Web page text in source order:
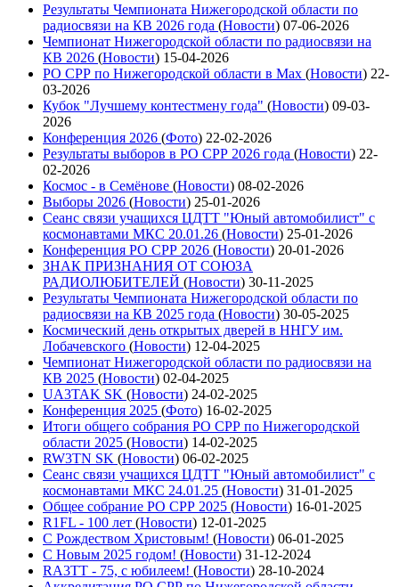
Результаты Чемпионата Нижегородской области по
радиосвязи на КВ 2026 года (Новости) 07-06-2026
Чемпионат Нижегородской области по радиосвязи на
КВ 2026 (Новости) 15-04-2026
РО СРР по Нижегородской области в Max (Новости) 22-
03-2026
Кубок "Лучшему контестмену года" (Новости) 09-03-
2026
Конференция 2026 (Фото) 22-02-2026
Результаты выборов в РО СРР 2026 года (Новости) 22-
02-2026
Космос - в Семёнове (Новости) 08-02-2026
Выборы 2026 (Новости) 25-01-2026
Сеанс связи учащихся ЦДТТ "Юный автомобилист" с
космонавтами МКС 20.01.26 (Новости) 25-01-2026
Конференция РО СРР 2026 (Новости) 20-01-2026
ЗНАК ПРИЗНАНИЯ ОТ СОЮЗА
РАДИОЛЮБИТЕЛЕЙ (Новости) 30-11-2025
Результаты Чемпионата Нижегородской области по
радиосвязи на КВ 2025 года (Новости) 30-05-2025
Космический день открытых дверей в ННГУ им.
Лобачевского (Новости) 12-04-2025
Чемпионат Нижегородской области по радиосвязи на
КВ 2025 (Новости) 02-04-2025
UA3TAK SK (Новости) 24-02-2025
Конференция 2025 (Фото) 16-02-2025
Итоги общего собрания РО СРР по Нижегородской
области 2025 (Новости) 14-02-2025
RW3TN SK (Новости) 06-02-2025
Сеанс связи учащихся ЦДТТ "Юный автомобилист" с
космонавтами МКС 24.01.25 (Новости) 31-01-2025
Общее собрание РО СРР 2025 (Новости) 16-01-2025
R1FL - 100 лет (Новости) 12-01-2025
С Рождеством Христовым! (Новости) 06-01-2025
С Новым 2025 годом! (Новости) 31-12-2024
RA3TT - 75, с юбилеем! (Новости) 28-10-2024